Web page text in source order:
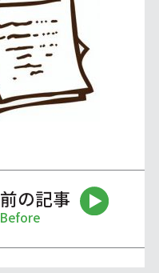
前の記事
Before